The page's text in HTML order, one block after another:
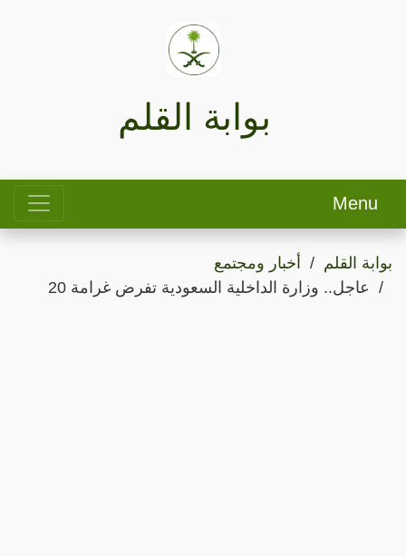
بوابة القلم
Menu
بوابة القلم
أخبار ومجتمع
عاجل.. وزارة الداخلية السعودية تفرض غرامة 20